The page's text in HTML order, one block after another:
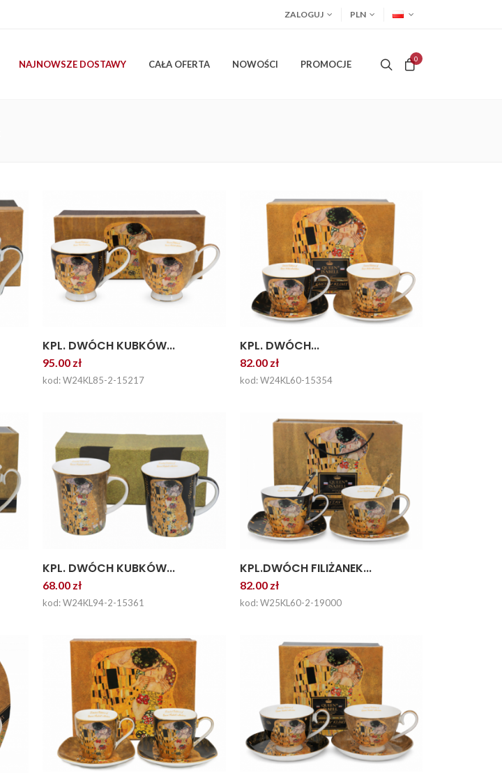
ZALOGUJ PLN
0
NAJNOWSZE DOSTAWY CAŁA OFERTA NOWOŚCI PROMOCJE
KPL. DWÓCH KUBKÓW...
95.00 zł
kod: W24KL85-2-15217
KPL. DWÓCH...
82.00 zł
kod: W24KL60-15354
KPL. DWÓCH KUBKÓW...
68.00 zł
kod: W24KL94-2-15361
KPL.DWÓCH FILIŻANEK...
82.00 zł
kod: W25KL60-2-19000